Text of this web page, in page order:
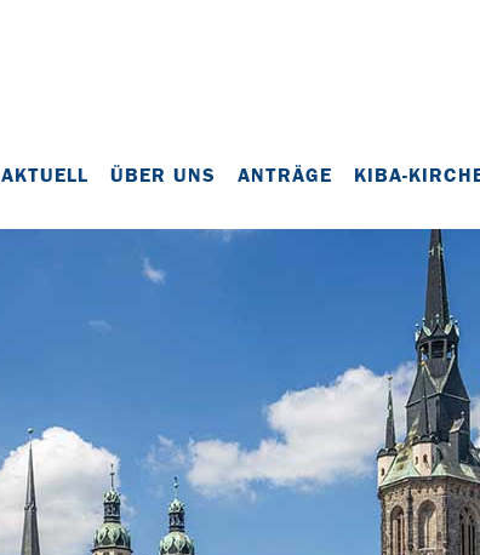
AKTUELL ÜBER UNS ANTRÄGE KIBA-